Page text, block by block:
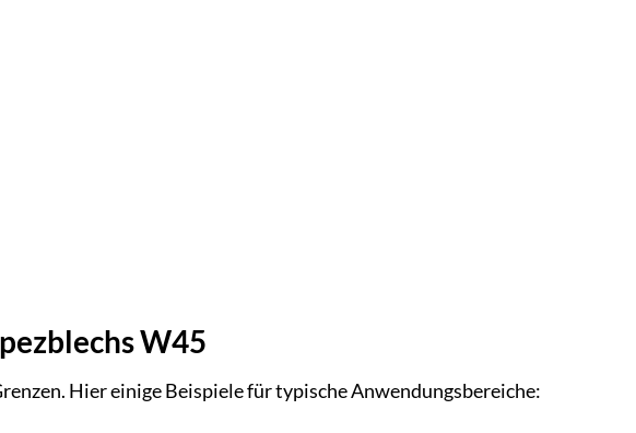
W45
Hier einige Beispiele für typische Anwendungsbereiche: